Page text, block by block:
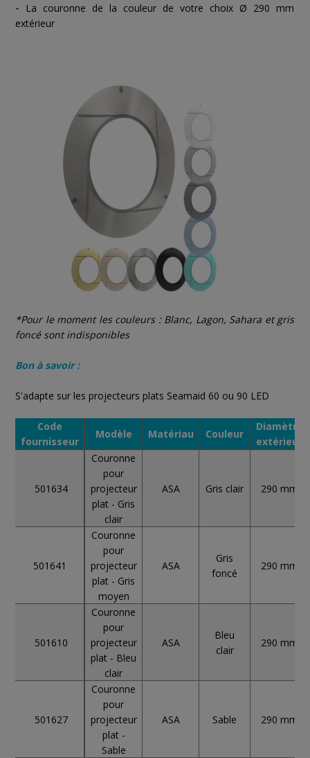
- La couronne de la couleur de votre choix Ø 290 mm
extérieur
*Pour le moment les couleurs : Blanc, Lagon, Sahara et gris
foncé sont indisponibles
Bon à savoir :
S'adapte sur les projecteurs plats Seamaid 60 ou 90 LED
Code
fournisseur
Modèle Matériau Couleur
Diamètre
extérieur
501634
Couronne
pour
projecteur
plat - Gris
clair
ASA Gris clair 290 mm
501641
Couronne
pour
projecteur
plat - Gris
moyen
ASA
Gris
foncé
290 mm
501610
Couronne
pour
projecteur
plat - Bleu
clair
ASA
Bleu
clair
290 mm
501627
Couronne
pour
projecteur
plat -
Sable
ASA Sable 290 mm